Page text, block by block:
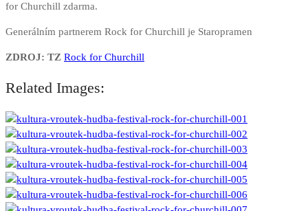
for Churchill zdarma.
Generálním partnerem Rock for Churchill je Staropramen
ZDROJ: TZ Rock for Churchill
Related Images: